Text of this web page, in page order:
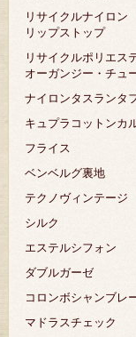
リサイクルナイロン
リップストップ
リサイクルポリエス
オーガンジー・チュ
ナイロンタスランタ
キュプラコットンカ
フライス
ベンベルグ裏地
テクノヴィンテージ
シルク
エステルシフォン
ダブルガーゼ
コロンボシャンブレ
マドラスチェック